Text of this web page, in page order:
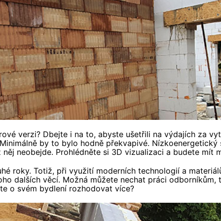
verzi? Dbejte i na to, abyste ušetřili na výdajích za
by to bylo hodně překvapivé.
neobejde. Prohlédněte si 3D vizualizaci a budete mít
roky. Totiž, při využití moderních technologií a
dalších věcí. Možná můžete nechat práci
o svém bydlení rozhodovat více?